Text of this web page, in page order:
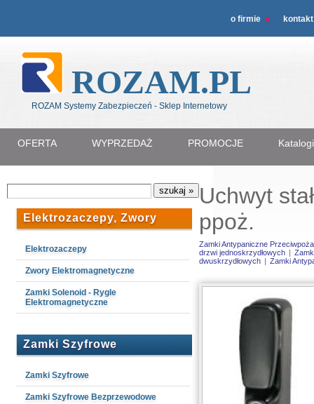
o firmie kontakt
ROZAM.PL
ROZAM Systemy Zabezpieczeń - Sklep Internetowy
OFERTA WYPRZEDAŻ PROMOCJE
Elektrozaczepy, Zwory
Elektrozaczepy
Zwory Elektromagnetyczne
Zamki Solenoid - Rygle
Elektromagnetyczne
Zamki Szyfrowe
Zamki Szyfrowe
Zamki Szyfrowe Bezprzewodowe
Uchwyt
ppoż.
Zamki Antypaniczne
drzwi jednoskrzydłowych |
dwuskrzydłowych | Zamki